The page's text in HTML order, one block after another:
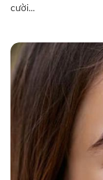
cười...